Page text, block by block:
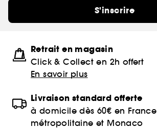
S'inscrire
Retrait en magasin
Click & Collect en 2h offert
En savoir plus
Livraison standard offerte
à domicile dès 60€ en France
métropolitaine et Monaco